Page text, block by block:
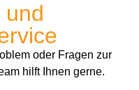
und
oder Fragen zur
hilft Ihnen gerne.